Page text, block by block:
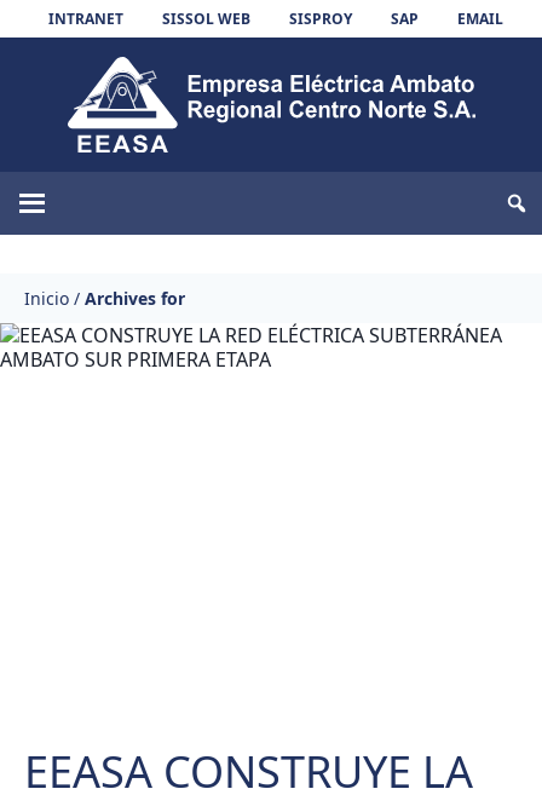
Skip to content
INTRANET SISSOL WEB SISPROY SAP EMAIL
EEASA
Inicio / Archives for
EEASA CONSTRUYE LA